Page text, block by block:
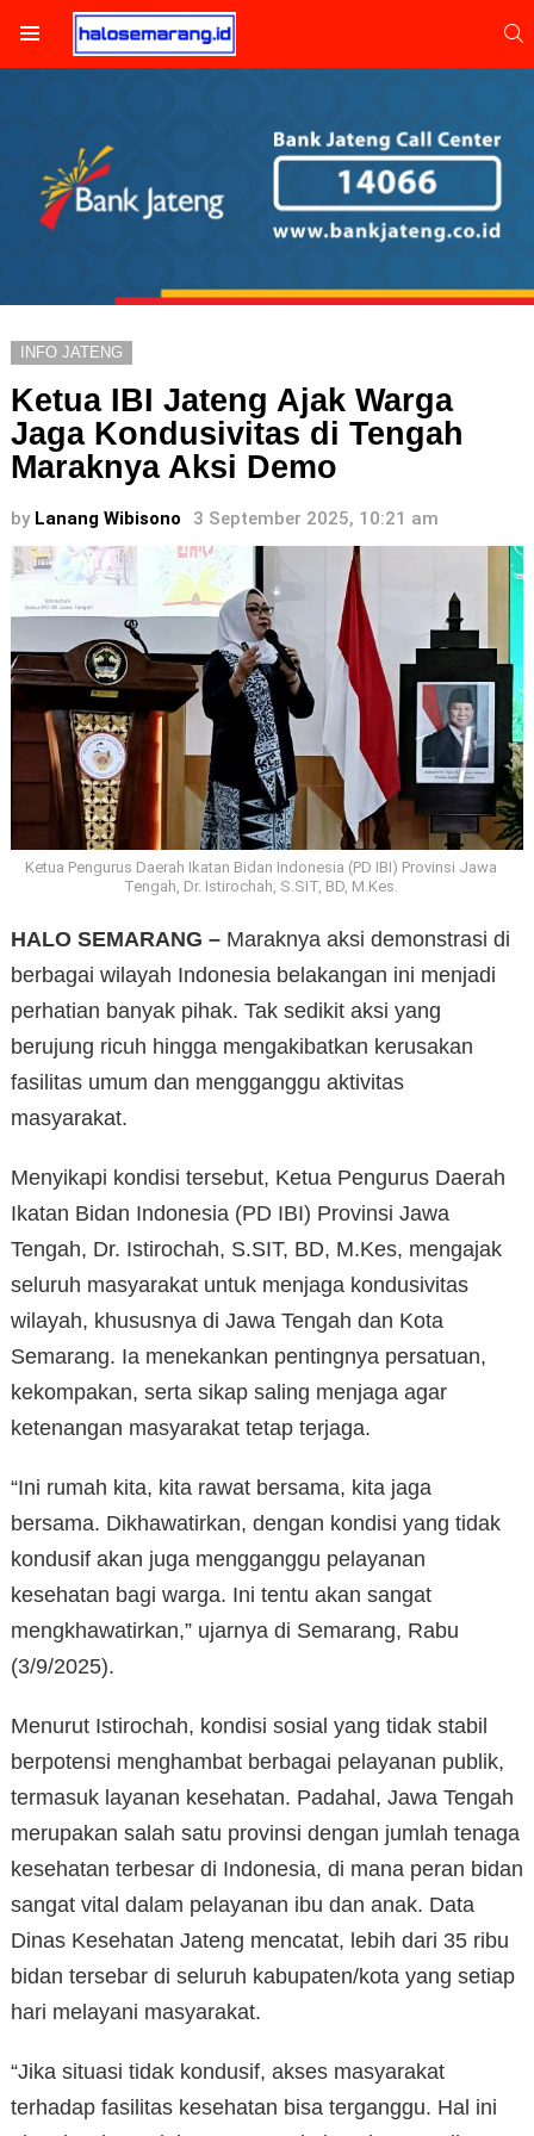
INFO JATENG
Ketua IBI Jateng Ajak Warga
Jaga Kondusivitas di Tengah
Maraknya Aksi Demo
by Lanang Wibisono 3 September 2025, 10:21 am
Ketua Pengurus Daerah Ikatan Bidan Indonesia (PD IBI) Provinsi Jawa
Tengah, Dr. Istirochah, S.SIT, BD, M.Kes.
HALO SEMARANG – Maraknya aksi demonstrasi di
berbagai wilayah Indonesia belakangan ini menjadi
perhatian banyak pihak. Tak sedikit aksi yang
berujung ricuh hingga mengakibatkan kerusakan
fasilitas umum dan mengganggu aktivitas
masyarakat.
Menyikapi kondisi tersebut, Ketua Pengurus Daerah
Ikatan Bidan Indonesia (PD IBI) Provinsi Jawa
Tengah, Dr. Istirochah, S.SIT, BD, M.Kes, mengajak
seluruh masyarakat untuk menjaga kondusivitas
wilayah, khususnya di Jawa Tengah dan Kota
Semarang. Ia menekankan pentingnya persatuan,
kekompakan, serta sikap saling menjaga agar
ketenangan masyarakat tetap terjaga.
“Ini rumah kita, kita rawat bersama, kita jaga
bersama. Dikhawatirkan, dengan kondisi yang tidak
kondusif akan juga mengganggu pelayanan
kesehatan bagi warga. Ini tentu akan sangat
mengkhawatirkan,” ujarnya di Semarang, Rabu
(3/9/2025).
Menurut Istirochah, kondisi sosial yang tidak stabil
berpotensi menghambat berbagai pelayanan publik,
termasuk layanan kesehatan. Padahal, Jawa Tengah
merupakan salah satu provinsi dengan jumlah tenaga
kesehatan terbesar di Indonesia, di mana peran bidan
sangat vital dalam pelayanan ibu dan anak. Data
Dinas Kesehatan Jateng mencatat, lebih dari 35 ribu
bidan tersebar di seluruh kabupaten/kota yang setiap
hari melayani masyarakat.
“Jika situasi tidak kondusif, akses masyarakat
terhadap fasilitas kesehatan bisa terganggu. Hal ini